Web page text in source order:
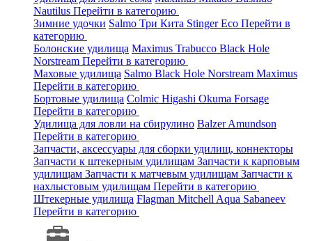
Nautilus Перейти в категорию
Зимние удочки Salmo Три Кита StingerEco Перейти в
категорию
Болонские удилища Maximus Trabucco Black Hole
Norstream Перейти в категорию
Маховые удилища Salmo Black Hole Norstream Maximus
Перейти в категорию
Бортовые удилища Colmic Higashi Okuma Forsage
Перейти в категорию
Удилища для ловли на сбирулино BalzerAmundson
Перейти в категорию
Запчасти, аксессуары для сборки удилищ, коннекторы
Запчасти к штекерным удилищам Запчасти к карповым
удилищам Запчасти к матчевым удилищам Запчасти к
нахлыстовым удилищам Перейти в категорию
Штекерные удилища Flagman Mitchell Aqua Sabaneev
Перейти в категорию